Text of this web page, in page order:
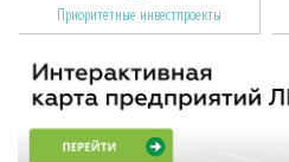
Приоритетные инвестпроекты